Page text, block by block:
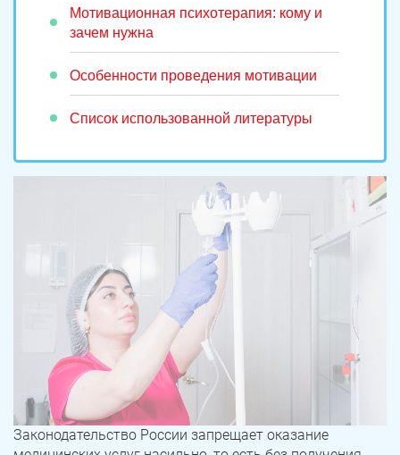
Мотивационная психотерапия: кому и
зачем нужна
Особенности проведения мотивации
Список использованной литературы
Законодательство России запрещает оказание